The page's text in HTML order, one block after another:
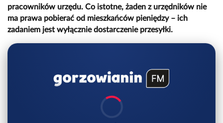
pracowników urzędu. Co istotne, żaden z urzędników nie
ma prawa pobierać od mieszkańców pieniędzy – ich
zadaniem jest wyłącznie dostarczenie przesyłki.